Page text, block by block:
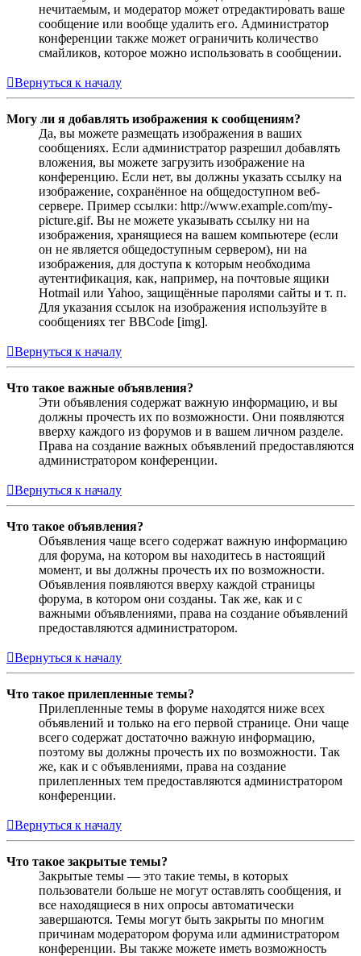
нечитаемым, и модератор может отредактировать ваше
сообщение или вообще удалить его. Администратор
конференции также может ограничить количество
смайликов, которое можно использовать в сообщении.
Вернуться к началу
Могу ли я добавлять изображения к сообщениям?
Да, вы можете размещать изображения в ваших
сообщениях. Если администратор разрешил добавлять
вложения, вы можете загрузить изображение на
конференцию. Если нет, вы должны указать ссылку на
изображение, сохранённое на общедоступном веб-
сервере. Пример ссылки: http://www.example.com/my-
picture.gif. Вы не можете указывать ссылку ни на
изображения, хранящиеся на вашем компьютере (если
он не является общедоступным сервером), ни на
изображения, для доступа к которым необходима
аутентификация, как, например, на почтовые ящики
Hotmail или Yahoo, защищённые паролями сайты и т. п.
Для указания ссылок на изображения используйте в
сообщениях тег BBCode [img].
Вернуться к началу
Что такое важные объявления?
Эти объявления содержат важную информацию, и вы
должны прочесть их по возможности. Они появляются
вверху каждого из форумов и в вашем личном разделе.
Права на создание важных объявлений предоставляются
администратором конференции.
Вернуться к началу
Что такое объявления?
Объявления чаще всего содержат важную информацию
для форума, на котором вы находитесь в настоящий
момент, и вы должны прочесть их по возможности.
Объявления появляются вверху каждой страницы
форума, в котором они созданы. Так же, как и с
важными объявлениями, права на создание объявлений
предоставляются администратором.
Вернуться к началу
Что такое прилепленные темы?
Прилепленные темы в форуме находятся ниже всех
объявлений и только на его первой странице. Они чаще
всего содержат достаточно важную информацию,
поэтому вы должны прочесть их по возможности. Так
же, как и с объявлениями, права на создание
прилепленных тем предоставляются администратором
конференции.
Вернуться к началу
Что такое закрытые темы?
Закрытые темы — это такие темы, в которых
пользователи больше не могут оставлять сообщения, и
все находящиеся в них опросы автоматически
завершаются. Темы могут быть закрыты по многим
причинам модератором форума или администратором
конференции. Вы также можете иметь возможность